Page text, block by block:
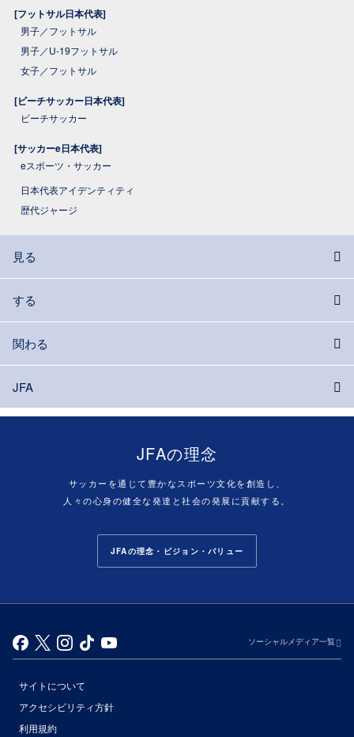
[フットサル日本代表]
男子／フットサル
男子／U-19フットサル
女子／フットサル
[ビーチサッカー日本代表]
ビーチサッカー
[サッカーe日本代表]
eスポーツ・サッカー
日本代表アイデンティティ
歴代ジャージ
見る
する
関わる
JFA
JFAの理念
サッカーを通じて豊かなスポーツ文化を創造し、
人々の心身の健全な発達と社会の発展に貢献する。
JFAの理念・ビジョン・バリュー
ソーシャルメディア一覧
サイトについて
アクセシビリティ方針
利用規約